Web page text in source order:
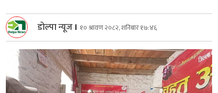
डोल्पा न्यूज । १० श्रावण २०८२, शनिबार १७:४६